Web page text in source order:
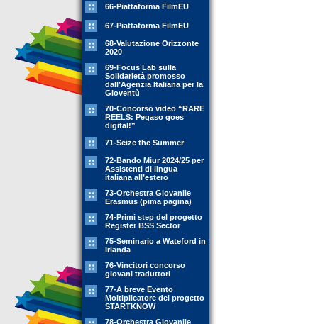
66-Piattaforma FilmEU
67-Piattaforma FilmEU
68-Valutazione Orizzonte
2020
69-Focus Lab sulla
Solidarietà promosso
dall’Agenzia Italiana per la
Gioventù
70-Concorso video “RARE
REELS: Pegaso goes
digital!”
71-Seize the Summer
72-Bando Miur 2024/25 per
Assistenti di lingua
italiana all’estero
73-Orchestra Giovanile
Erasmus (pima pagina)
74-Primi step del progetto
Register BSS Sector
75-Seminario a Wateford in
Irlanda
76-Vincitori concorso
giovani traduttori
77-A breve Evento
Moltiplicatore del progetto
STARTKNOW
78-Orchestra Giovanile